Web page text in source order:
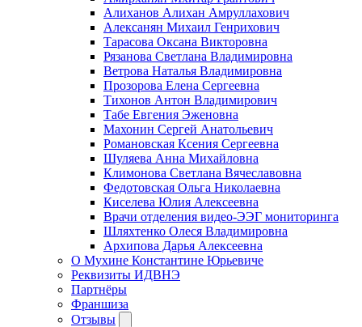
Алиханов Алихан Амруллахович
Алексанян Михаил Генрихович
Тарасова Оксана Викторовна
Рязанова Светлана Владимировна
Ветрова Наталья Владимировна
Прозорова Елена Сергеевна
Тихонов Антон Владимирович
Табе Евгения Эженовна
Махонин Сергей Анатольевич
Романовская Ксения Сергеевна
Шуляева Анна Михайловна
Климонова Светлана Вячеславовна
Федотовская Ольга Николаевна
Киселева Юлия Алексеевна
Врачи отделения видео-ЭЭГ мониторинга
Шляхтенко Олеся Владимировна
Архипова Дарья Алексеевна
О Мухине Константине Юрьевиче
Реквизиты ИДВНЭ
Партнёры
Франшиза
Отзывы